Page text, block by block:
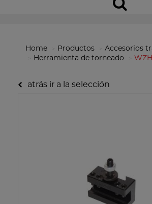
Home Productos
Accesorios
Herramienta de torneado
atrás ir a la selección